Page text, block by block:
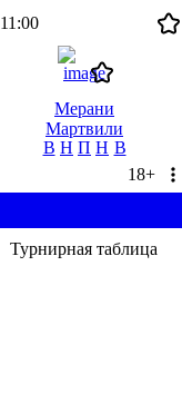
11:00
Мерани
Мартвили
В Н П Н В
18+
Турнирная таблица